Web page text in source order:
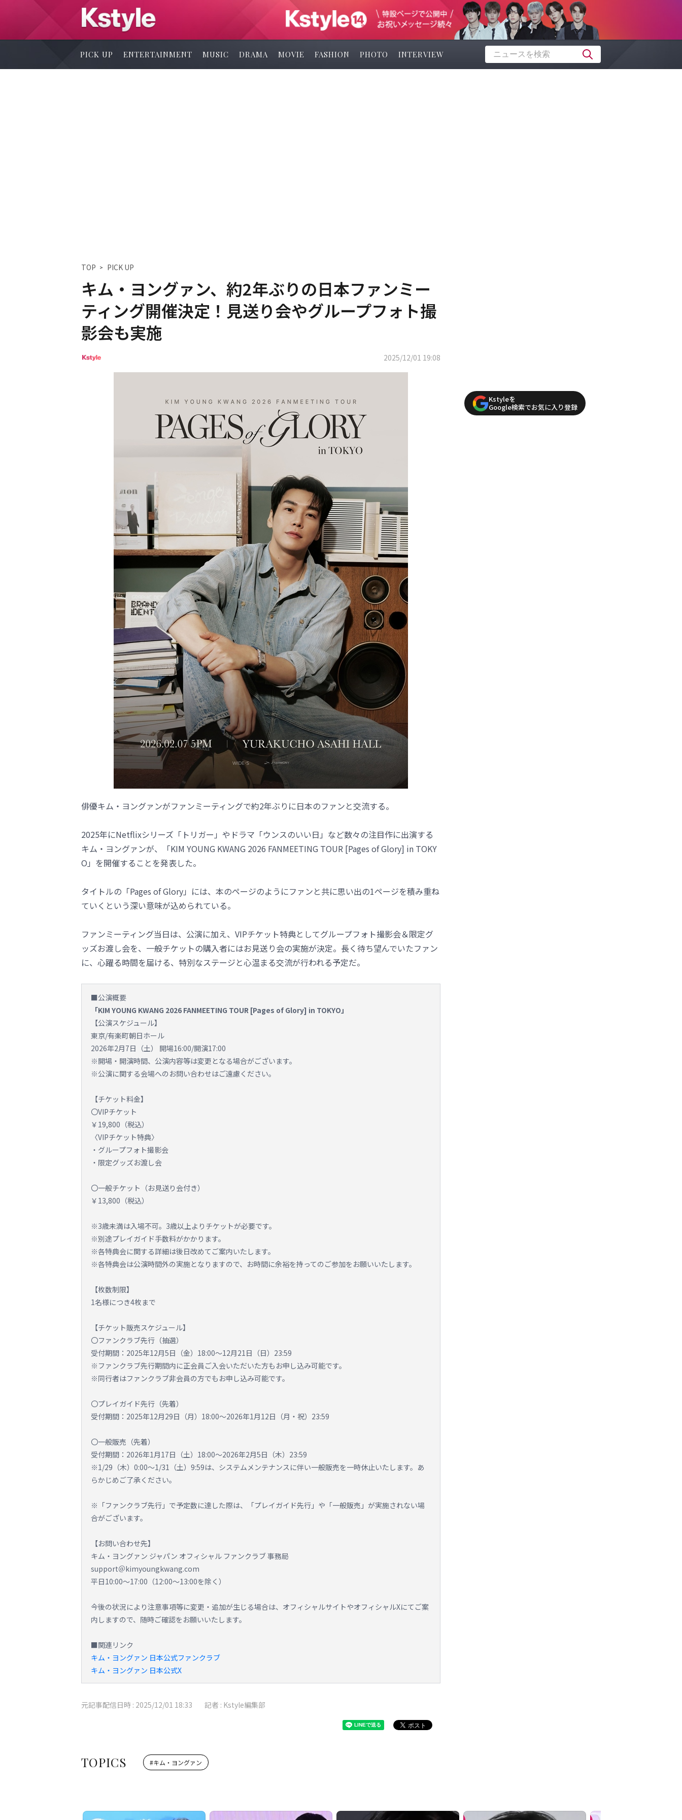
PICK UP ENTERTAINMENT MUSIC DRAMA MOVIE FASHION PHOTO INTERVIEW
TOP PICK UP
キム・ヨングァン、約2年ぶりの日本ファンミー
ティング開催決定！見送り会やグループフォト撮
影会も実施
2025/12/01 19:08
俳優キム・ヨングァンがファンミーティングで約2年ぶりに日本のファンと交流する。
2025年にNetflixシリーズ「トリガー」やドラマ「ウンスのいい日」など数々の注目作に出演する
キム・ヨングァンが、「KIM YOUNG KWANG 2026 FANMEETING TOUR [Pages of Glory] in TOKY
O」を開催することを発表した。
タイトルの「Pages of Glory」には、本のページのようにファンと共に思い出の1ページを積み重ね
ていくという深い意味が込められている。
ファンミーティング当日は、公演に加え、VIPチケット特典としてグループフォト撮影会＆限定グ
ッズお渡し会を、一般チケットの購入者にはお見送り会の実施が決定。長く待ち望んでいたファン
に、心躍る時間を届ける、特別なステージと心温まる交流が行われる予定だ。
■公演概要
「KIM YOUNG KWANG 2026 FANMEETING TOUR [Pages of Glory] in TOKYO」
【公演スケジュール】
東京/有楽町朝日ホール
2026年2月7日（土） 開場16:00/開演17:00
※開場・開演時間、公演内容等は変更となる場合がございます。
※公演に関する会場へのお問い合わせはご遠慮ください。
【チケット料金】
〇VIPチケット
￥19,800（税込）
〈VIPチケット特典〉
・グループフォト撮影会
・限定グッズお渡し会
〇一般チケット（お見送り会付き）
￥13,800（税込）
※3歳未満は入場不可。3歳以上よりチケットが必要です。
※別途プレイガイド手数料がかかります。
※各特典会に関する詳細は後日改めてご案内いたします。
※各特典会は公演時間外の実施となりますので、お時間に余裕を持ってのご参加をお願いいたします。
【枚数制限】
1名様につき4枚まで
【チケット販売スケジュール】
〇ファンクラブ先行（抽選）
受付期間：2025年12月5日（金）18:00～12月21日（日）23:59
※ファンクラブ先行期間内に正会員ご入会いただいた方もお申し込み可能です。
※同行者はファンクラブ非会員の方でもお申し込み可能です。
〇プレイガイド先行（先着）
受付期間：2025年12月29日（月）18:00～2026年1月12日（月・祝）23:59
〇一般販売（先着）
受付期間：2026年1月17日（土）18:00～2026年2月5日（木）23:59
※1/29（木）0:00～1/31（土）9:59は、システムメンテナンスに伴い一般販売を一時休止いたします。あ
らかじめご了承ください。
※「ファンクラブ先行」で予定数に達した際は、「プレイガイド先行」や「一般販売」が実施されない場
合がございます。
【お問い合わせ先】
キム・ヨングァン ジャパン オフィシャル ファンクラブ 事務局
support＠kimyoungkwang.com
平日10:00～17:00（12:00～13:00を除く）
今後の状況により注意事項等に変更・追加が生じる場合は、オフィシャルサイトやオフィシャルXにてご案
内しますので、随時ご確認をお願いいたします。
■関連リンク
キム・ヨングァン 日本公式ファンクラブ
キム・ヨングァン 日本公式X
元記事配信日時 : 2025/12/01 18:33 記者 : Kstyle編集部
TOPICS #キム・ヨングァン
Kstyleを
Google検索でお気に入り登録